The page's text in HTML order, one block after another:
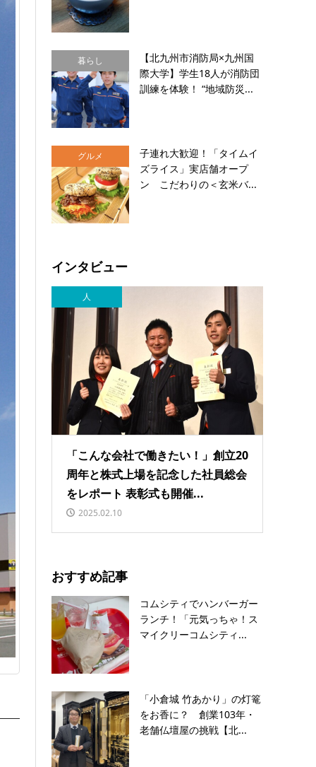
暮らし
【北九州市消防局×九州国
際大学】学生18人が消防団
訓練を体験！ “地域防災...
グルメ
子連れ大歓迎！「タイムイ
ズライス」実店舗オープ
ン こだわりの＜玄米バ...
インタビュー
人
「こんな会社で働きたい！」創立20
周年と株式上場を記念した社員総会
をレポート 表彰式も開催...
2025.02.10
おすすめ記事
コムシティでハンバーガー
ランチ！「元気っちゃ！ス
マイクリーコムシティ...
「小倉城 竹あかり」の灯篭
をお香に？ 創業103年・
老舗仏壇屋の挑戦【北...